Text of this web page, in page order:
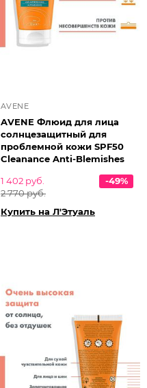
AVENE
AVENE Флюид для лица
солнцезащитный для
проблемной кожи SPF50
Cleanance Anti-Blemishes
1 402 руб.
2 770 руб.
-49%
Купить на Л'Этуаль